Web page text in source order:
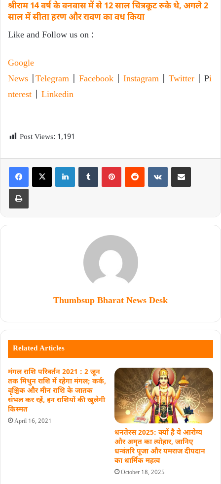
श्रीराम 14 वर्ष के वनवास में से 12 साल चित्रकूट रुके थे, अगले 2
साल में सीता हरण और रावण का वध किया
Like and Follow us on :
Google
News
Telegram Facebook Instagram Twitter | Pi
nterest
Linkedin
Post Views: 1,191
Thumbsup Bharat News Desk
Related Articles
मंगल राशि परिवर्तन 2021 : 2 जून
तक मिथुन राशि में रहेगा मंगल; कर्क,
वृश्चिक और मीन राशि के जातक
संभल कर रहें, इन राशियों की खुलेगी
किस्मत
April 16, 2021
धनतेरस 2025: क्यों है ये आरोग्य
और अमृत का त्योहार, जानिए
धन्वंतरि पूजा और यमराज दीपदान
का धार्मिक महत्‍व
October 18, 2025